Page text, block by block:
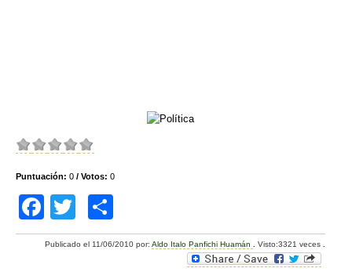
Puntuación: 0 / Votos: 0
F
a
wi o
Publicado el 11/06/2010 por:Aldo Italo Panfichi Huamán Visto:3321 veces